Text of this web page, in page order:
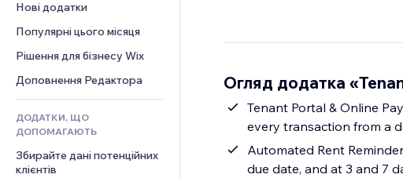
Дропшипінг
Тарифні плани й підписки
Краудфандинг
Їжа та напої
PDF
Обмін файлами
Новини
Ефекти зображення
Кнопки та меню
Банери та бейджі
Калькулятори
Пошук
Погода
Графіки й таблиці
Чат
Коментарі
Телефон
Спільнота
Відгуки
CRM
Нові додатки
Популярні цього місяця
Рішення для бізнесу Wix
Доповнення Редактора
ДОДАТКИ, ЩО
ДОПОМАГАЮТЬ
Збирайте дані потенційних
клієнтів
Огляд додатка
Tenant Portal & Online
every transaction from a
Automated Rent
due date, and at 3 and 7